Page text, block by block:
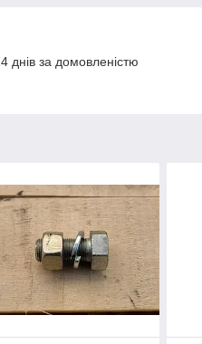
днів за домовленістю